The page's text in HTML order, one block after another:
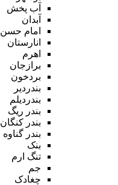
آب پخش
آبدان
امام حسن
انارستان
اهرم
برازجان
بردخون
بندردیر
بندردیلم
بندر ریگ
بندر کنگان
بندر گناوه
بنک
تنگ ارم
جم
چغادک